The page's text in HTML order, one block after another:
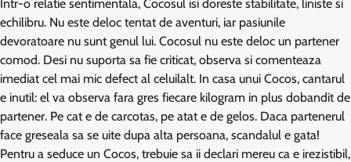
Intr-o relatie sentimentala, Cocosul isi doreste stabilitate, liniste si
echilibru. Nu este deloc tentat de aventuri, iar pasiunile
devoratoare nu sunt genul lui. Cocosul nu este deloc un partener
comod. Desi nu suporta sa fie criticat, observa si comenteaza
imediat cel mai mic defect al celuilalt. In casa unui Cocos, cantarul
e inutil: el va observa fara gres fiecare kilogram in plus dobandit de
partener. Pe cat e de carcotas, pe atat e de gelos. Daca partenerul
face greseala sa se uite dupa alta persoana, scandalul e gata!
Pentru a seduce un Cocos, trebuie sa ii declari mereu ca e irezistibil,